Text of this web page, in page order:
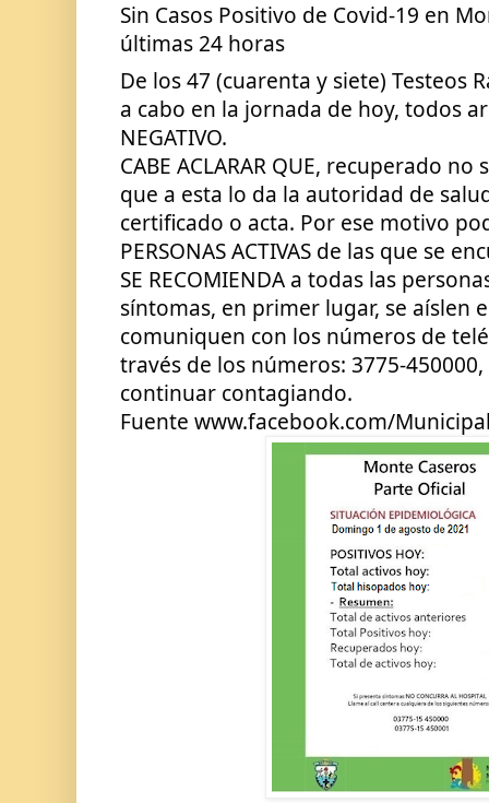
Sin Casos Positivo de Covid-19 en
últimas 24 horas
De los 47 (cuarenta y siete) Testeos
a cabo en la jornada de hoy, todos
NEGATIVO.
CABE ACLARAR QUE, recuperado
que a esta lo da la autoridad de
certificado o acta. Por ese motivo
PERSONAS ACTIVAS de las que se
SE RECOMIENDA a todas las
síntomas, en primer lugar, se aíslen
comuniquen con los números de
través de los números: 3775-
continuar contagiando.
Fuente www.facebook.com/